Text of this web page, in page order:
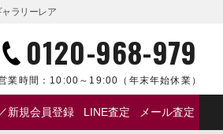
ラリーレア
0120-968-979
業時間： 10:00～19:00 （年末年始休業）
新規会員登録 LINE査定 メール査定